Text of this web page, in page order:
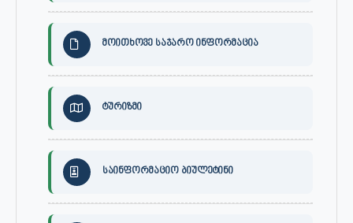
მოითხოვე საჯარო ინფორმაცია
ტურიზმი
საინფორმაციო ბიულეტინი